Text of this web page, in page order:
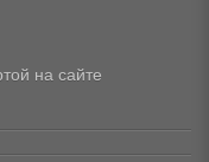
на сайте